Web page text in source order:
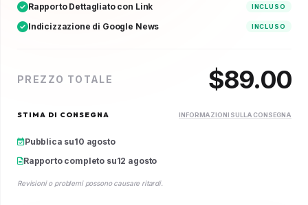
Rapporto Dettagliato con Link INCLUSO
Indicizzazione di Google News INCLUSO
PREZZO TOTALE $89.00
STIMA DI CONSEGNA INFORMAZIONI SULLA CONSEGNA
Pubblica su10 agosto
Rapporto completo su12 agosto
Revisioni o problemi possono causare ritardi.